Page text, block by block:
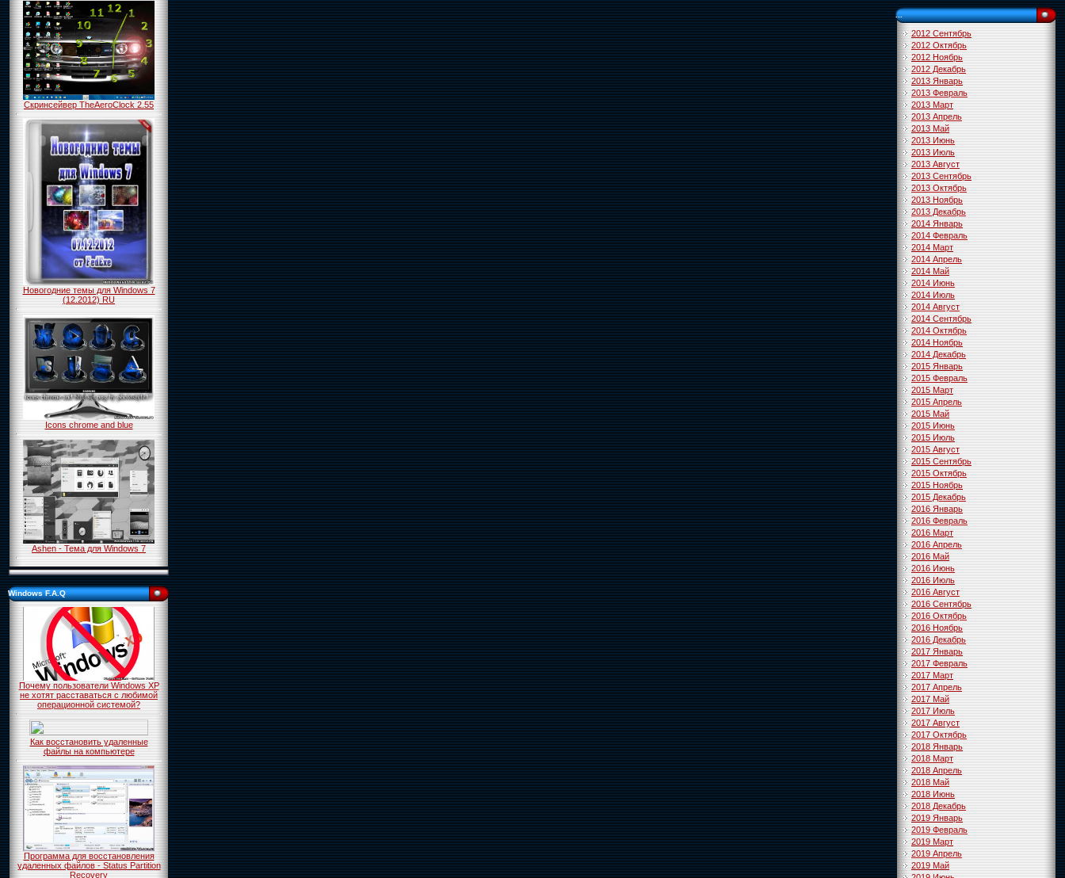
Скринсейвер TheAeroClock 2.55
Новогодние темы для Windows 7
(12.2012) RU
Icons chrome and blue
Ashen - Тема для Windows 7
Windows F.A.Q
Почему пользователи Windows XP
не хотят расставаться с любимой
операционной системой?
Как восстановить удаленные
файлы на компьютере
Программа для восстановления
удаленных файлов - Status Partition
Recovery
...
2012 Сентябрь
2012 Октябрь
2012 Ноябрь
2012 Декабрь
2013 Январь
2013 Февраль
2013 Март
2013 Апрель
2013 Май
2013 Июнь
2013 Июль
2013 Август
2013 Сентябрь
2013 Октябрь
2013 Ноябрь
2013 Декабрь
2014 Январь
2014 Февраль
2014 Март
2014 Апрель
2014 Май
2014 Июнь
2014 Июль
2014 Август
2014 Сентябрь
2014 Октябрь
2014 Ноябрь
2014 Декабрь
2015 Январь
2015 Февраль
2015 Март
2015 Апрель
2015 Май
2015 Июнь
2015 Июль
2015 Август
2015 Сентябрь
2015 Октябрь
2015 Ноябрь
2015 Декабрь
2016 Январь
2016 Февраль
2016 Март
2016 Апрель
2016 Май
2016 Июнь
2016 Июль
2016 Август
2016 Сентябрь
2016 Октябрь
2016 Ноябрь
2016 Декабрь
2017 Январь
2017 Февраль
2017 Март
2017 Апрель
2017 Май
2017 Июль
2017 Август
2017 Октябрь
2018 Январь
2018 Март
2018 Апрель
2018 Май
2018 Июнь
2018 Декабрь
2019 Январь
2019 Февраль
2019 Март
2019 Апрель
2019 Май